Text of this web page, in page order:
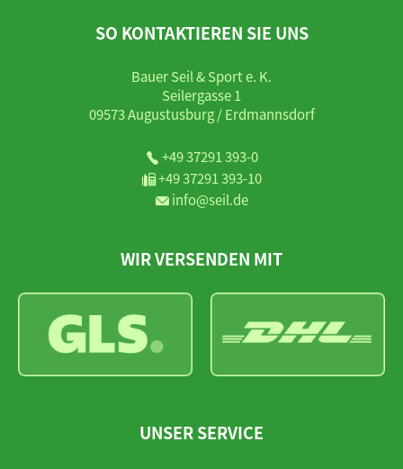
SO KONTAKTIEREN SIE UNS
Bauer Seil & Sport e. K.
Seilergasse 1
09573 Augustusburg / Erdmannsdorf
+49 37291 393-0
+49 37291 393-10
info@seil.de
WIR VERSENDEN MIT
UNSER SERVICE